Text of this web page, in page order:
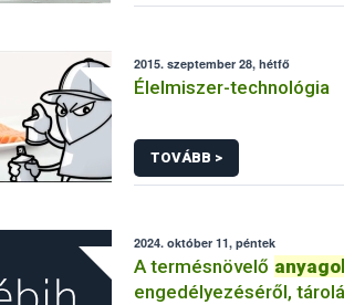
2015. szeptember 28, hétfő
Élelmiszer-technológia
TOVÁBB >
2024. október 11, péntek
A termésnövelő
engedélyezéséről,